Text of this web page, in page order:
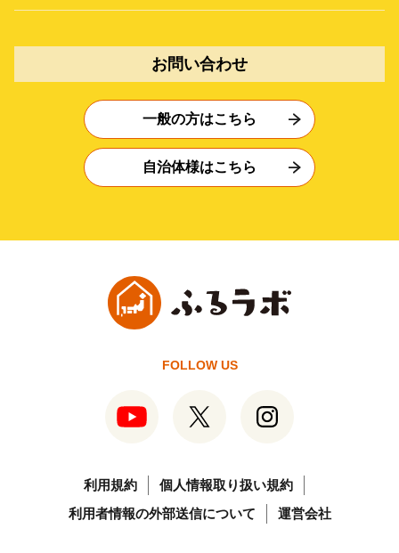
お問い合わせ
一般の方はこちら
自治体様はこちら
FOLLOW US
利用規約
個人情報取り扱い規約
利用者情報の外部送信について
運営会社